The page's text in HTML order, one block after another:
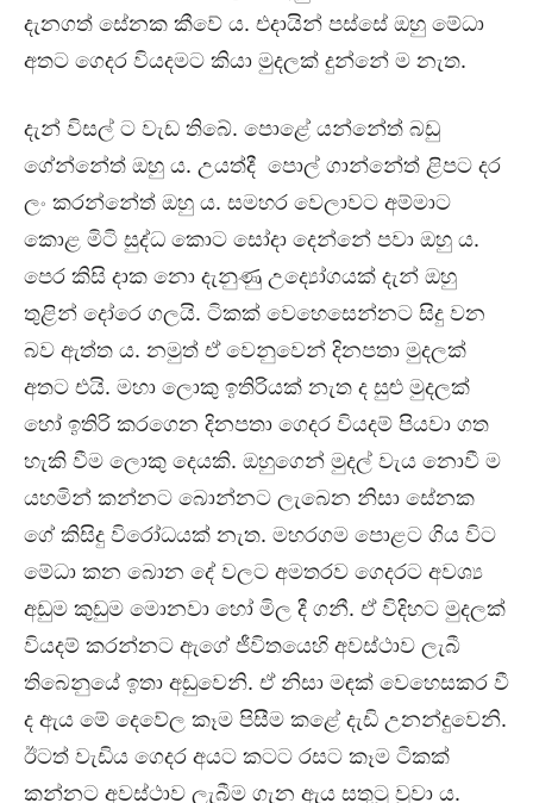
දැනගත් සේනක කීවේ ය. එදායින් පස්සේ ඔහු මේධා
අතට ගෙදර වියදමට කියා මුදලක් දුන්නේ ම නැත.
දැන් විසල් ට වැඩ තිබේ. පොළේ යන්නේත් බඩු
ගේන්නේත් ඔහු ය. උයත්දී පොල් ගාන්නේත් ළිපට දර
ලං කරන්නේත් ඔහු ය. සමහර වෙලාවට අම්මාට
කොළ මිටි සුද්ධ කොට සෝදා දෙන්නේ පවා ඔහු ය.
පෙර කිසි දාක නො දැනුණු උද්‍යෝගයක් දැන් ඔහු
තුළින් දෝරෙ ගලයි. ටිකක් වෙහෙසෙන්නට සිදු වන
බව ඇත්ත ය. නමුත් ඒ වෙනුවෙන් දිනපතා මුදලක්
අතට එයි. මහා ලොකු ඉතිරියක් නැත ද සුළු මුදලක්
හෝ ඉතිරි කරගෙන දිනපතා ගෙදර වියදම් පියවා ගත
හැකි වීම ලොකු දෙයකි. ඔහුගෙන් මුදල් වැය නොවී ම
යහමින් කන්නට බොන්නට ලැබෙන නිසා සේනක
ගේ කිසිදු විරෝධයක් නැත. මහරගම පොළට ගිය විට
මේධා කන බොන දේ වලට අමතරව ගෙදරට අවශ්‍ය
අඩුම කුඩුම මොනවා හෝ මිල දී ගනී. ඒ විදිහට මුදලක්
වියදම් කරන්නට ඇගේ ජීවිතයෙහි අවස්ථාව ලැබී
තිබෙනුයේ ඉතා අඩුවෙනි. ඒ නිසා මඳක් වෙහෙසකර වී
ද ඇය මේ දෙවේල කෑම පිසීම කළේ දැඩි උනන්දුවෙනි.
ඊටත් වැඩිය ගෙදර අයට කටට රසට කෑම ටිකක්
කන්නට අවස්ථාව ලැබීම ගැන ඇය සතුටු වූවා ය.